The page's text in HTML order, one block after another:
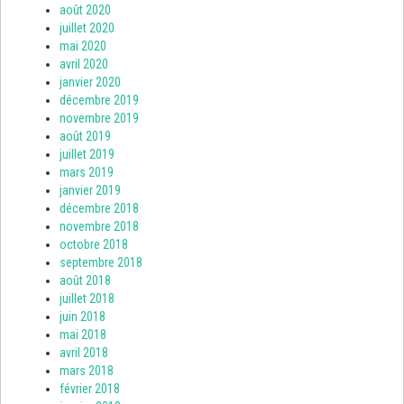
août 2020
juillet 2020
mai 2020
avril 2020
janvier 2020
décembre 2019
novembre 2019
août 2019
juillet 2019
mars 2019
janvier 2019
décembre 2018
novembre 2018
octobre 2018
septembre 2018
août 2018
juillet 2018
juin 2018
mai 2018
avril 2018
mars 2018
février 2018